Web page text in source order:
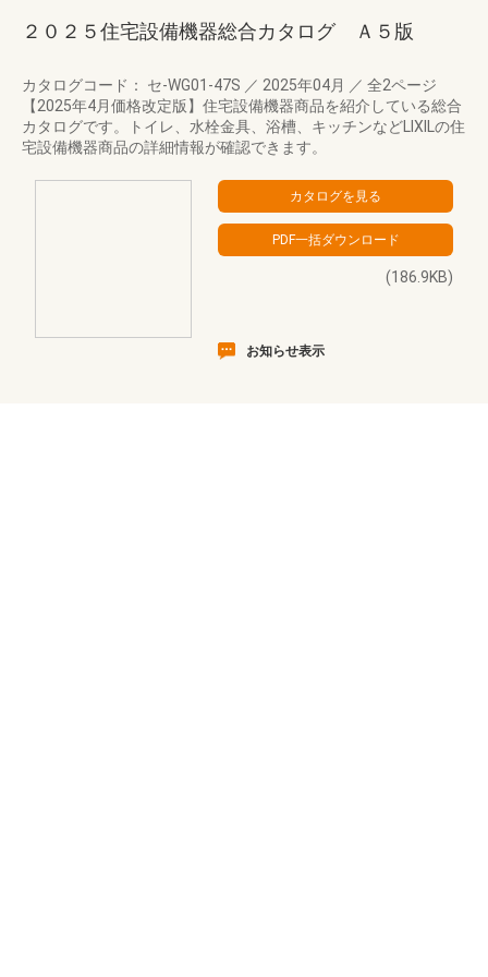
２０２５住宅設備機器総合カタログ Ａ５版
カタログコード： セ-WG01-47S ／ 2025年04月 ／ 全2ページ
【2025年4月価格改定版】住宅設備機器商品を紹介している総合
カタログです。トイレ、水栓金具、浴槽、キッチンなどLIXILの住
宅設備機器商品の詳細情報が確認できます。
(186.9KB)
お知らせ表示